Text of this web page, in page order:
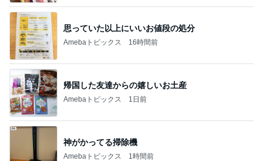
思っていた以上にいいお値段の処分
Amebaトピックス 16時間前
帰国した友達からの嬉しいお土産
Amebaトピックス 1日前
神がかってる掃除機
Amebaトピックス 1時間前